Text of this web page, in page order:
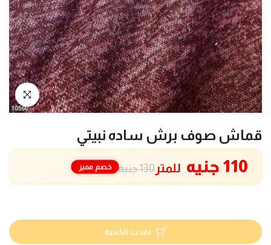
انقر للتكبير
قماش صوف برش ساده نبيتي
130 جنيه 110 جنيه للمتر خصم مميز
نفدت الكمية